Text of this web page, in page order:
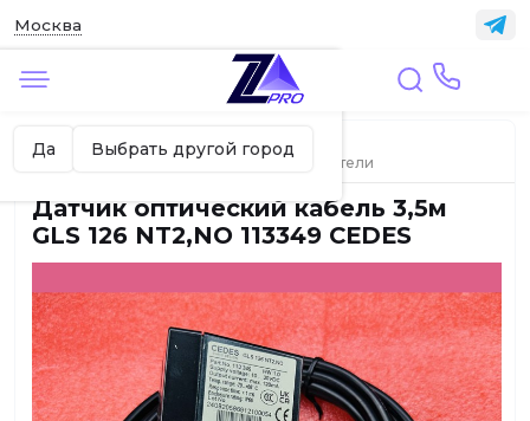
Москва
Москва ваш город?
Да Выбрать другой город
Главная
ЛИФТЫ
Датчики, выключатели, микропереключатели
Датчик оптический кабель 3,5м
GLS 126 NT2,NO 113349 CEDES